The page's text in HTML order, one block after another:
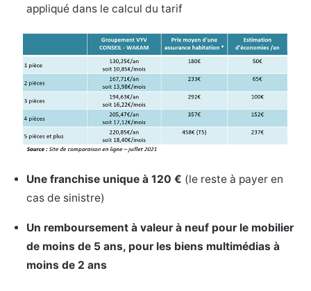
appliqué dans le calcul du tarif
Une franchise unique à 120 € (le reste à payer en
cas de sinistre)
Un remboursement à valeur à neuf pour le mobilier
de moins de 5 ans, pour les biens multimédias à
moins de 2 ans